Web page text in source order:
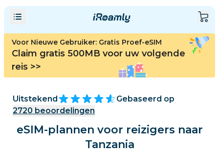
Voor Nieuwe Gebruiker: Gratis Proef-eSIM
Claim gratis 500MB voor uw volgende
reis >>
Uitstekend
Gebaseerd op
2720 beoordelingen
eSIM-plannen voor reizigers naar
Tanzania